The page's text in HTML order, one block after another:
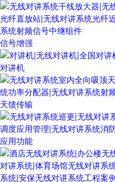
信号增强
对讲机
天馈传输
应用功能